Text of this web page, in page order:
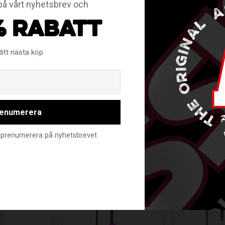
Black
RELATERADE PRODUKTER
vårt nyhetsbrev och
RABATT
nästa köp
på nyhetsbrevet